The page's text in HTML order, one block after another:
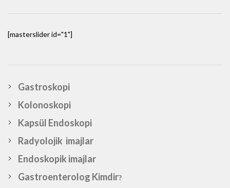
[masterslider id="1"]
Gastroskopi
Kolonoskopi
Kapsül Endoskopi
Radyolojik imajlar
Endoskopik imajlar
Gastroenterolog Kimdir?